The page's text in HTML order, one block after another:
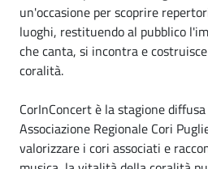
un'occasione per scoprire
luoghi, restituendo al pubblico
che canta, si incontra e
coralità.
CorInConcert è la stagione
Associazione Regionale Cori
valorizzare i cori associati e